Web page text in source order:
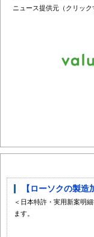
ニュース提供元（クリッ
【ローソクの製
＜日本特許・実用新案明
ます。